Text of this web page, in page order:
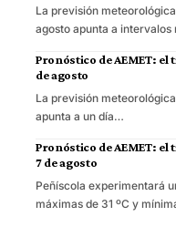
La previsión
agosto apunta a intervalos
Pronóstico de AEMET: el
de agosto
La previsión
apunta a un día…
Pronóstico de AEMET:
7 de agosto
Peñíscola experimentará
máximas de 31 ºC y